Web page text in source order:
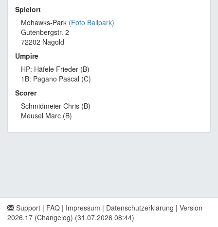
Spielort
Mohawks-Park (Foto Ballpark)
Gutenbergstr. 2
72202 Nagold
Umpire
HP: Häfele Frieder (B)
1B: Pagano Pascal (C)
Scorer
Schmidmeier Chris (B)
Meusel Marc (B)
Support | FAQ | Impressum | Datenschutzerklärung | Version
2026.17 (Changelog) (31.07.2026 08:44)